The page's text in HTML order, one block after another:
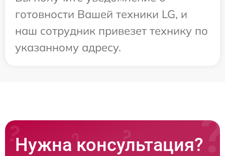
готовности Вашей техники LG, и
наш сотрудник привезет технику по
указанному адресу.
Нужна консультация?